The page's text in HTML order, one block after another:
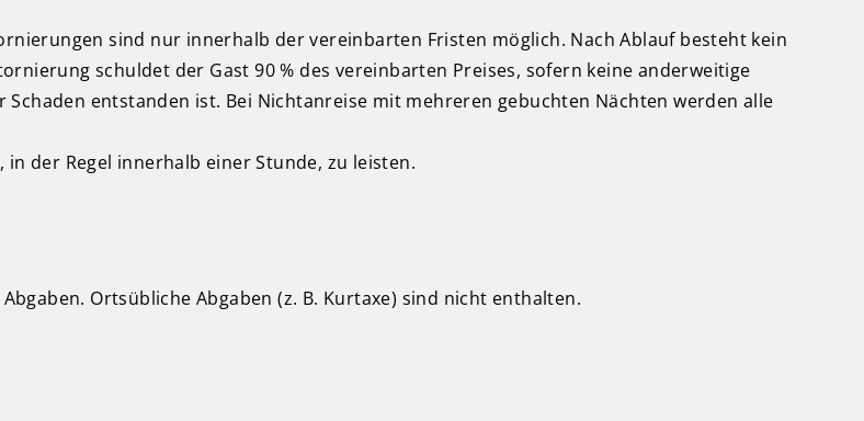
sind nur innerhalb der vereinbarten Fristen möglich. Nach Ablauf besteht kein
schuldet der Gast 90 % des vereinbarten Preises, sofern keine anderweitige
entstanden ist. Bei Nichtanreise mit mehreren gebuchten Nächten werden alle
der Regel innerhalb einer Stunde, zu leisten.
Ortsübliche Abgaben (z. B. Kurtaxe) sind nicht enthalten.